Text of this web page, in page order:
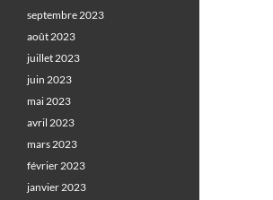
septembre 2023
août 2023
juillet 2023
juin 2023
mai 2023
avril 2023
mars 2023
février 2023
janvier 2023